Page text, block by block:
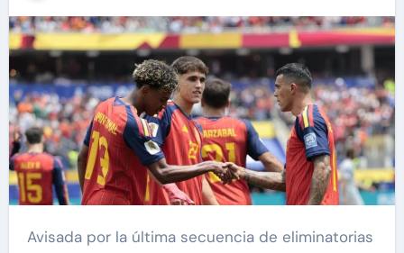
Avisada por la última secuencia de eliminatorias